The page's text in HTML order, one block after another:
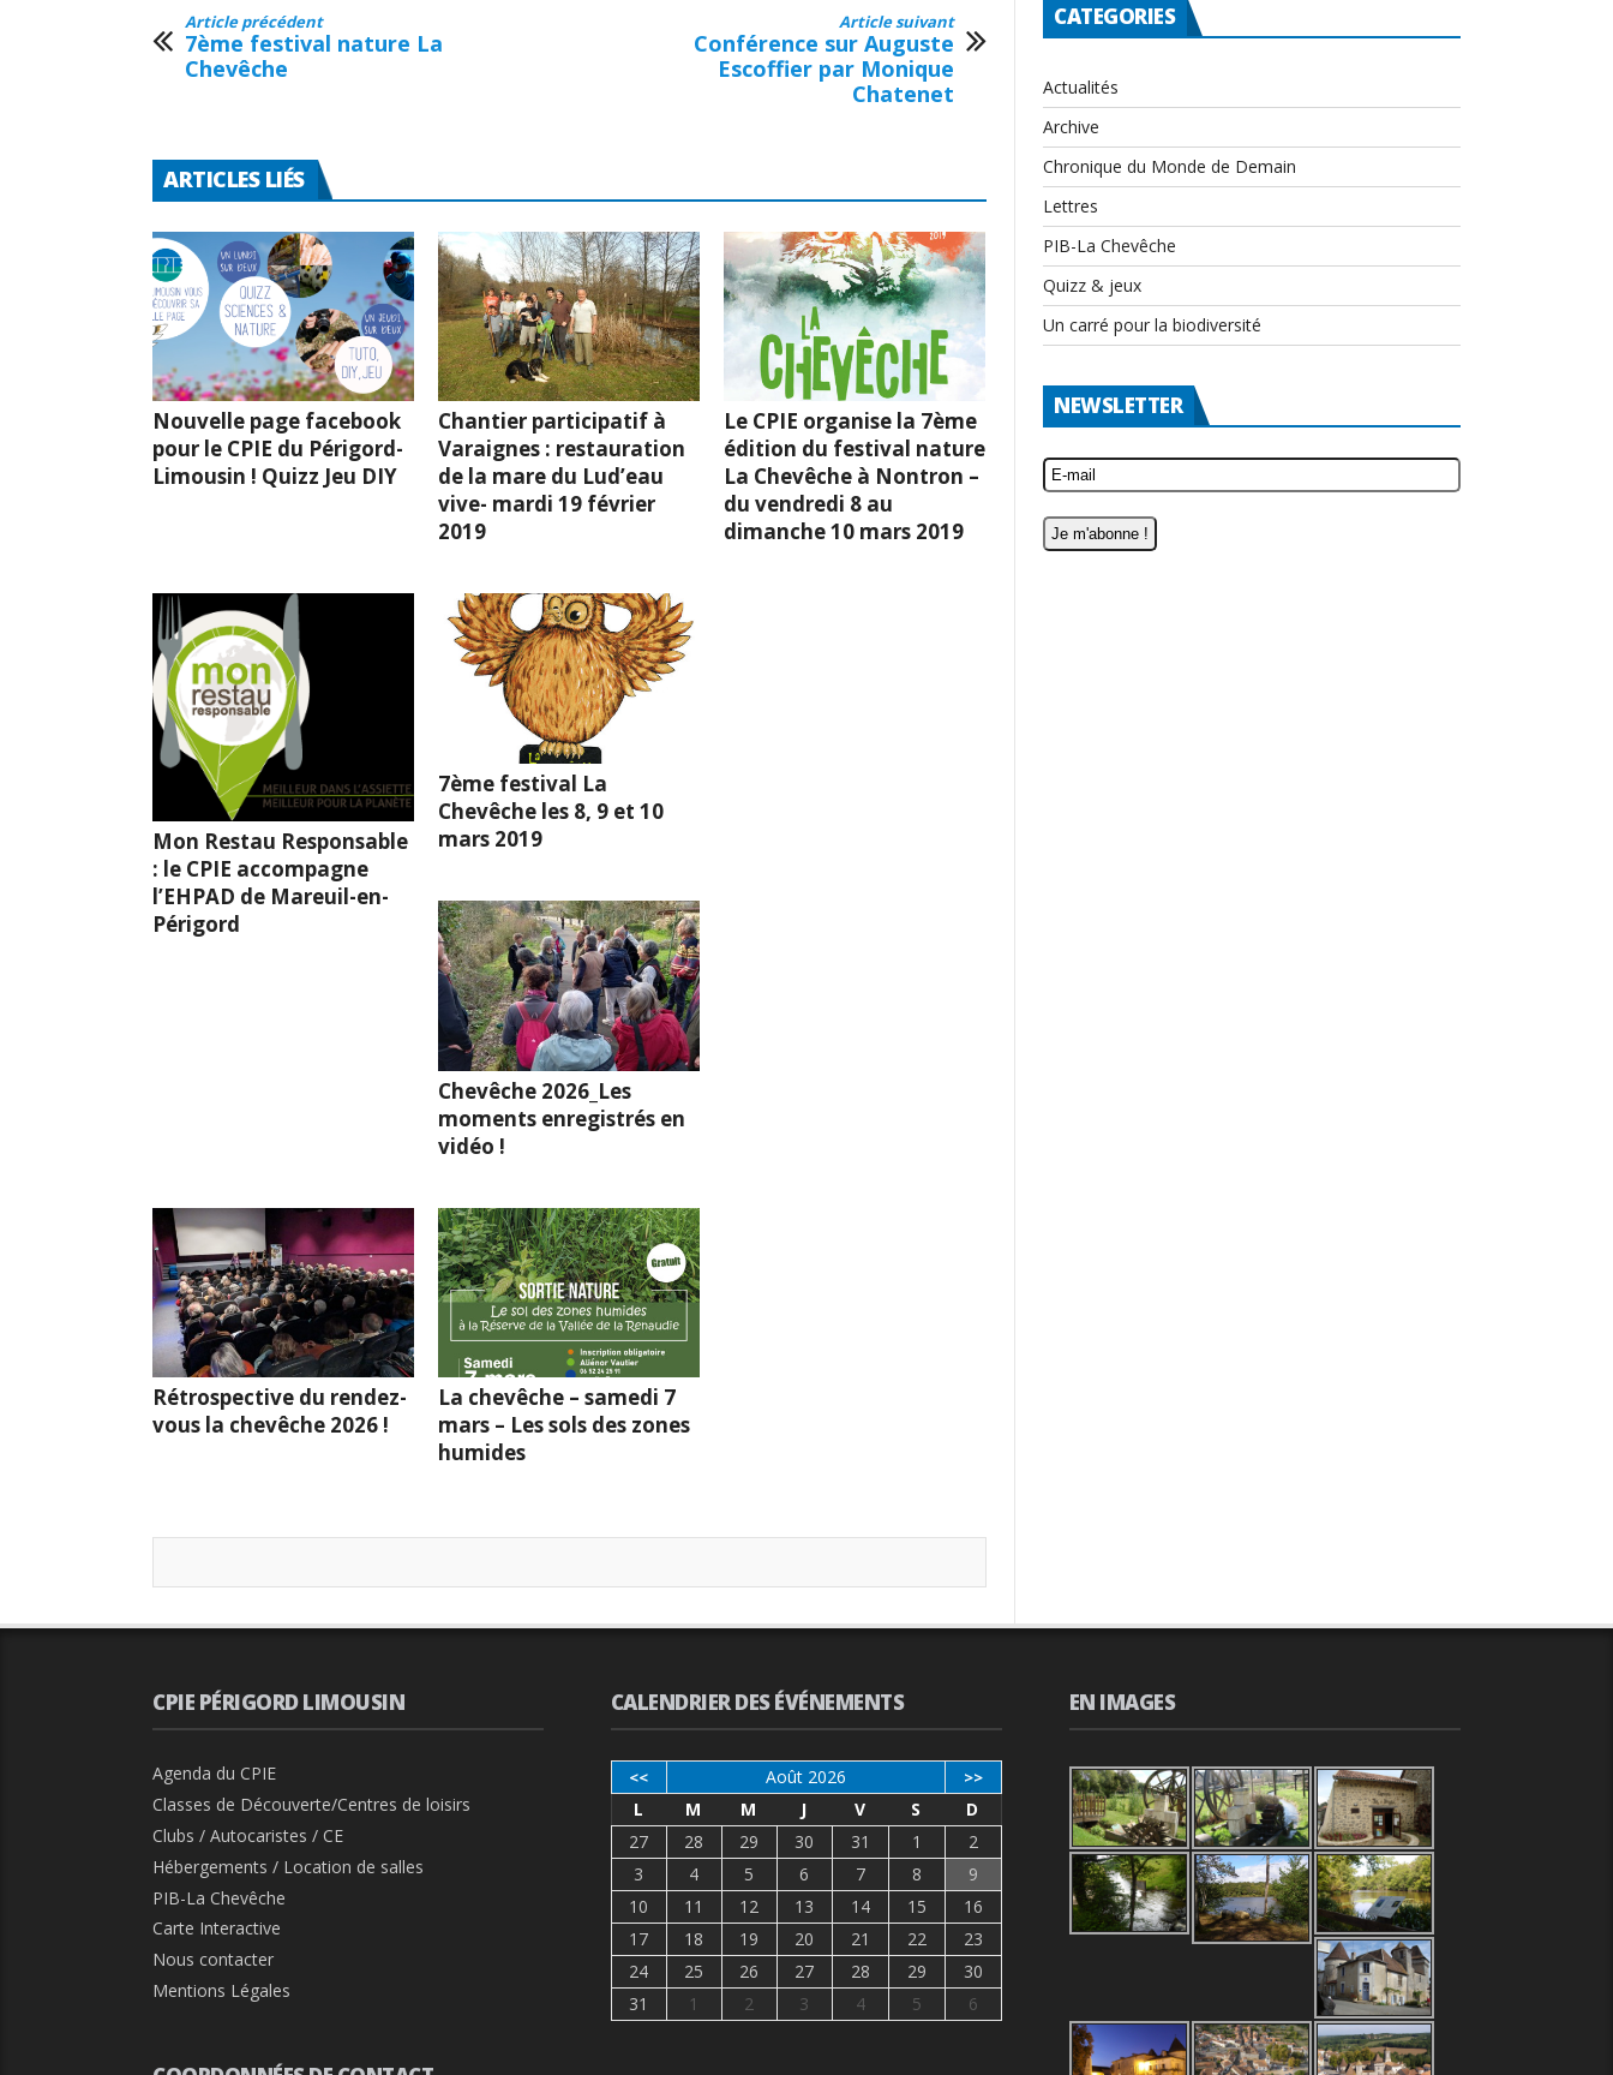
Article précédent
7ème festival nature La
Chevêche
Article suivant
Conférence sur Auguste
Escoffier par Monique
Chatenet
ARTICLES LIÉS
Nouvelle page facebook
pour le CPIE du Périgord-
Limousin ! Quizz Jeu DIY
Chantier participatif à
Varaignes : restauration
de la mare du Lud’eau
vive- mardi 19 février
2019
Le CPIE organise la 7ème
édition du festival nature
La Chevêche à Nontron –
du vendredi 8 au
dimanche 10 mars 2019
Mon Restau Responsable
: le CPIE accompagne
l’EHPAD de Mareuil-en-
Périgord
7ème festival La
Chevêche les 8, 9 et 10
mars 2019
Chevêche 2026_Les
moments enregistrés en
vidéo !
Rétrospective du rendez-
vous la chevêche 2026 !
La chevêche – samedi 7
mars – Les sols des zones
humides
CATEGORIES
Actualités
Archive
Chronique du Monde de Demain
Lettres
PIB-La Chevêche
Quizz & jeux
Un carré pour la biodiversité
NEWSLETTER
CPIE PÉRIGORD LIMOUSIN
Agenda du CPIE
Classes de Découverte/Centres de loisirs
Clubs / Autocaristes / CE
Hébergements / Location de salles
PIB-La Chevêche
Carte Interactive
Nous contacter
Mentions Légales
CALENDRIER DES ÉVÉNEMENTS
<< Août 2026 >>
L M M J V S
D
27
28 29 30 31 1
2
3
4 5 6 7 8
9
10
11 12 13 14 15
16
17
18 19 20 21 22
23
24
25 26 27 28 29
30
31
1 2 3 4 5 6
EN IMAGES